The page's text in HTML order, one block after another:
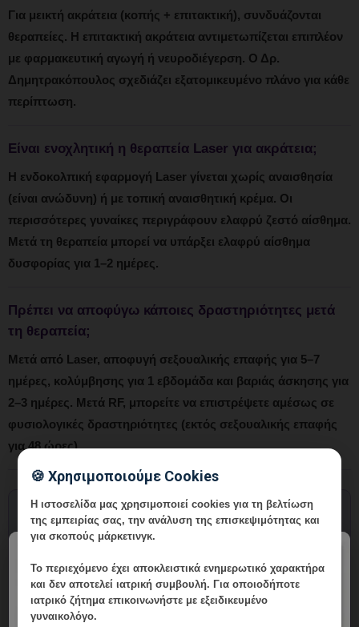
Για μεικτή ακράτεια (κοπής + επιτακτική), συνδυάζονται
θεραπείες. Η επιτακτική ακράτεια αντιμετωπίζεται επιπλέον
με φαρμακευτική αγωγή ή νευροδιέγερση. Ο Δρ.
Δημητρακόπουλος σχεδιάζει εξατομικευμένο πλάνο για κάθε
περίπτωση.
Είναι ενοχλητική η θεραπεία Laser για ακράτεια;
Η ενδοκολπική εφαρμογή Laser γίνεται χωρίς αναισθησία
(είναι ανώδυνη) ή με τοπική αναισθητική κρέμα. Οι
περισσότερες γυναίκες περιγράφουν ελαφρύ ζεστό αίσθημα.
Μετά τη θεραπεία μπορεί να υπάρξει ελαφρύ αίσθημα
δυσφορίας για 1–2 ημέρες.
Πρέπει να αποφύγω κάποιες δραστηριότητες μετά
τη θεραπεία;
Μετά από Laser, αποφυγή σεξουαλικής επαφής για 5–7
ημέρες, κολύμβησης για 1 εβδομάδα και βαριάς άσκησης για
2–3 ημέρες. Μετά RF, μπορείτε να επιστρέψετε αμέσως σε
φυσιολογικές δραστηριότητες (εκτός σεξουαλικής επαφής
για 48 ώρες).
Ηαναίμακτη αντιμετώπιση ακράτειας ούρων έχει
αλλάξει τη ζωή χιλιάδων γυναικών,
προσφέροντας ελευθερία από ένα πρόβλημα
που επηρέαζε κάθε πτυχή της καθημερινότητάς
τους. Οι τεχνολογίες Laser CO2 και RF, σε
🍪 Χρησιμοποιούμε Cookies
Η ιστοσελίδα μας χρησιμοποιεί cookies για τη βελτίωση
της εμπειρίας σας, την ανάλυση της επισκεψιμότητας και
για σκοπούς μάρκετινγκ.
Το περιεχόμενο έχειαποκλειστικά ενημερωτικό χαρακτήρα
και δεν αποτελεί ιατρική συμβουλή. Για οποιοδήποτε
ιατρικό ζήτημα επικοινωνήστε με εξειδικευμένο
γυναικολόγο.